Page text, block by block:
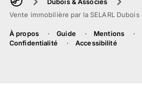
Dubois & Associés
Vente immobilière par la SELARL
À propos Guide Mentions
Confidentialité
Accessibilité